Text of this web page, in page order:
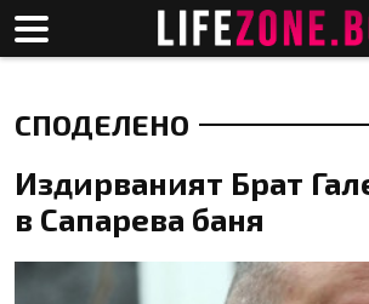
СПОДЕЛЕНО
Издирваният Брат
в Сапарева баня